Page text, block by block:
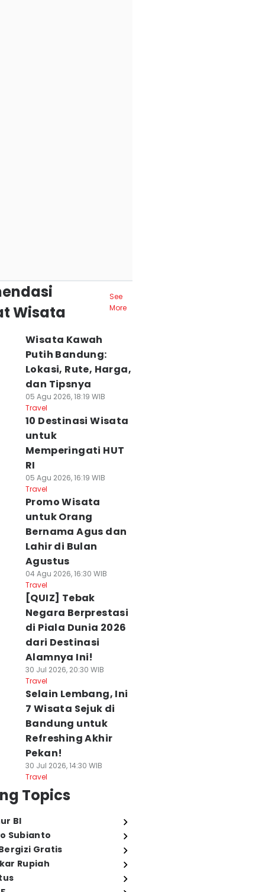
Wisata
See
More
Wisata Kawah
Putih Bandung:
Lokasi, Rute, Harga,
dan Tipsnya
05 Agu 2026, 18:19 WIB
Travel
10 Destinasi Wisata
untuk
Memperingati HUT
RI
05 Agu 2026, 16:19 WIB
Travel
Promo Wisata
untuk Orang
Bernama Agus dan
Lahir di Bulan
Agustus
04 Agu 2026, 16:30 WIB
Travel
[QUIZ] Tebak
Negara Berprestasi
di Piala Dunia 2026
dari Destinasi
Alamnya Ini!
30 Jul 2026, 20:30 WIB
Travel
Selain Lembang, Ini
7 Wisata Sejuk di
Bandung untuk
Refreshing Akhir
Pekan!
30 Jul 2026, 14:30 WIB
Travel
Topics
BI
Subianto
Gratis
Rupiah